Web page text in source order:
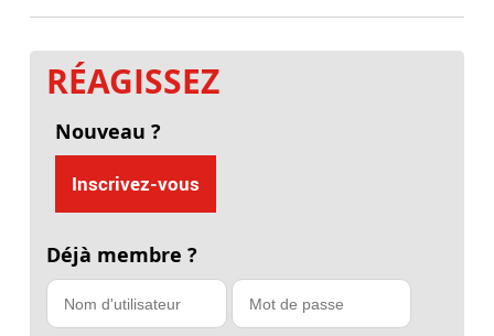
RÉAGISSEZ
Nouveau ?
Inscrivez-vous
Déjà membre ?